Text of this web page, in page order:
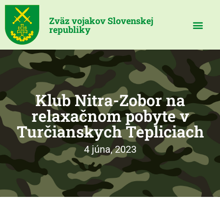
Zväz vojakov Slovenskej
republiky
Klub Nitra-Zobor na
relaxačnom pobyte v
Turčianskych Tepliciach
4 júna, 2023